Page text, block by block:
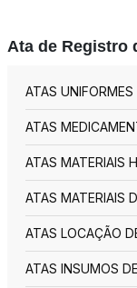
Ata de Registro
ATAS UNIFORMES
ATAS
ATAS MATERIAIS
ATAS MATERIAIS
ATAS LOCAÇÃO
ATAS INSUMOS